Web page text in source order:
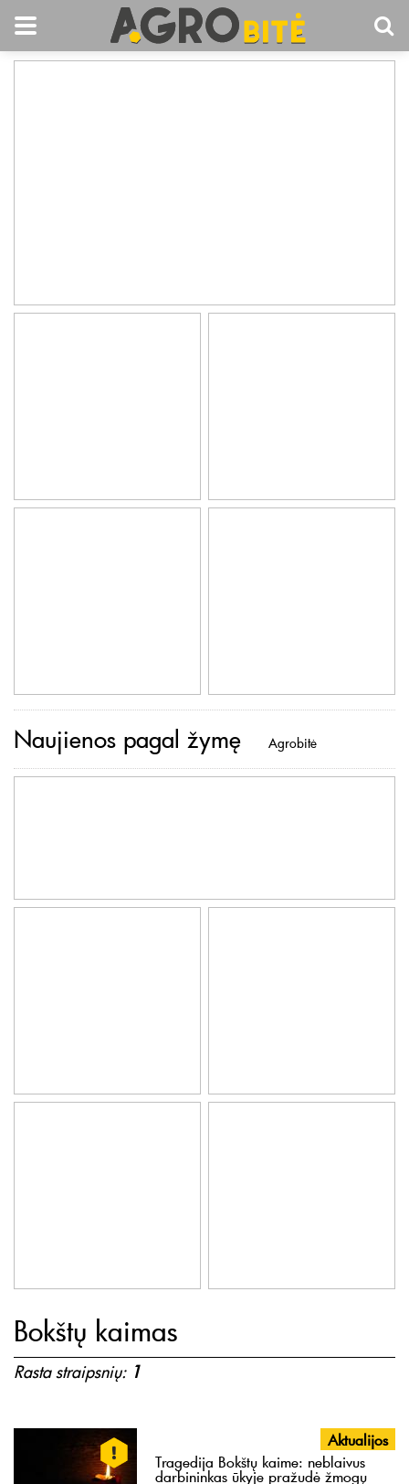
Naujienos pagal žymę Agrobitė
Bokštų kaimas
Rasta straipsnių: 1
Aktualijos
Tragedija Bokštų kaime: neblaivus
darbininkas ūkyje pražudė žmogų